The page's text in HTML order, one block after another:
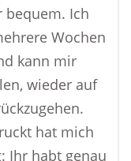
bequem. Ich
Wochen
kann mir
wieder auf
hat mich
Ihr habt genau